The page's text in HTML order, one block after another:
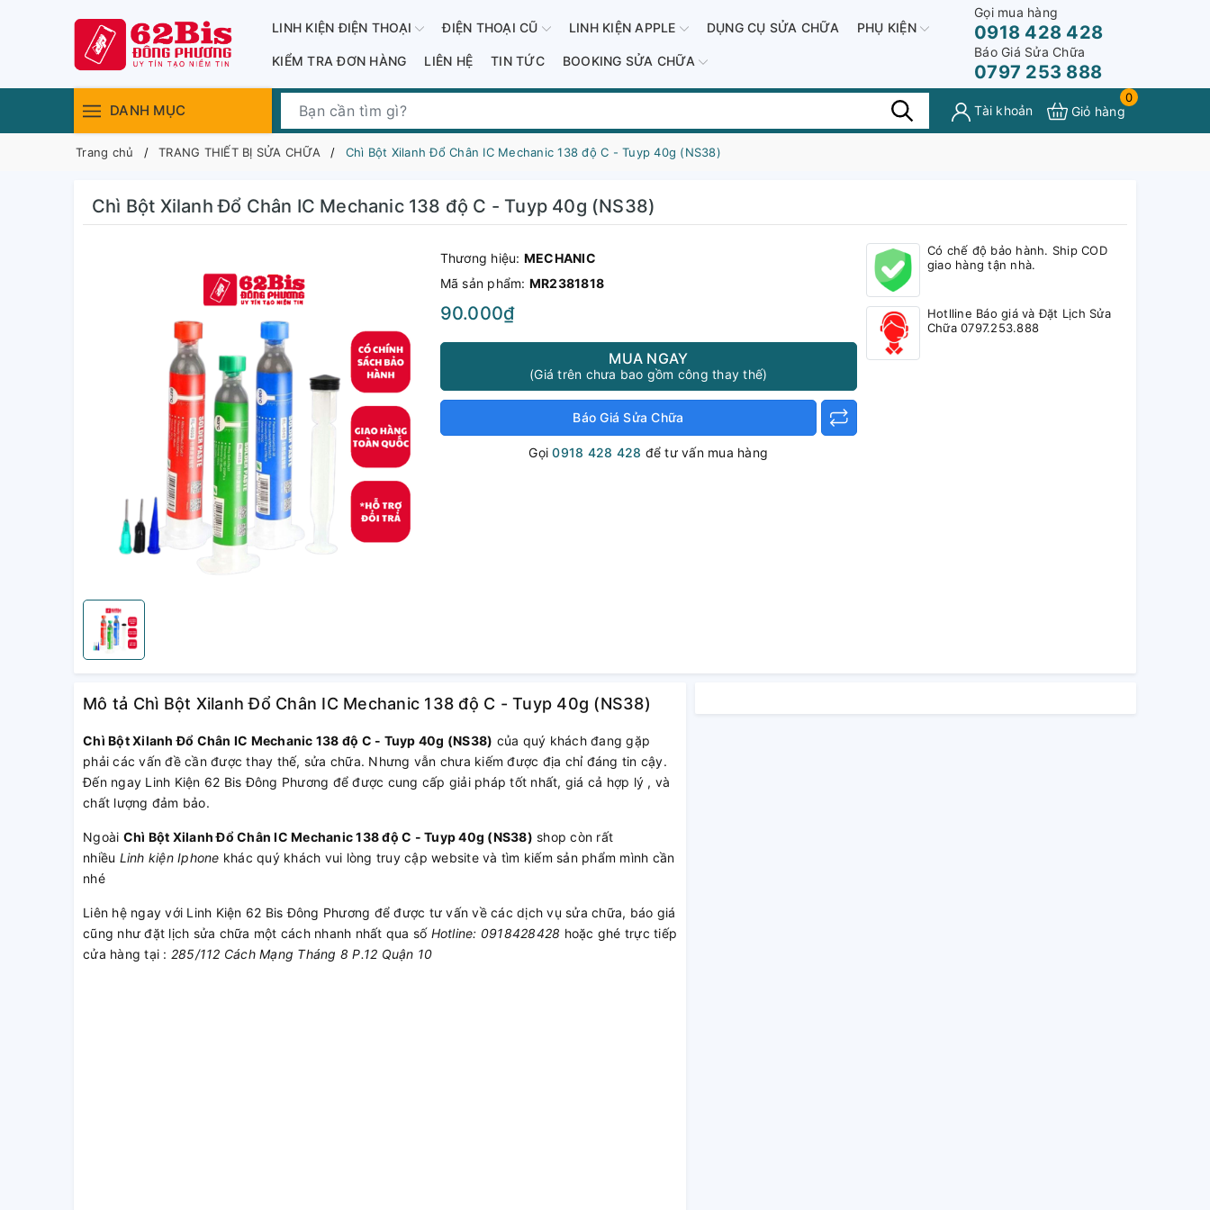
LINH KIỆN ĐIỆN THOẠI ĐIỆN THOẠI CŨ LINH KIỆN APPLE DỤNG CỤ SỬA CHỮA PHỤ KIỆN
KIỂM TRA ĐƠN HÀNG LIÊN HỆ TIN TỨC BOOKING SỬA CHỮA
Gọi mua hàng
0918 428 428
Báo Giá Sửa Chữa
0797 253 888
DANH MỤC Tài khoản
0
Giỏ hàng
Trang chủ TRANG THIẾT BỊ SỬA CHỮA Chì Bột Xilanh Đổ Chân IC Mechanic 138 độ C - Tuyp 40g (NS38)
Chì Bột Xilanh Đổ Chân IC Mechanic 138 độ C - Tuyp 40g (NS38)
Thương hiệu: MECHANIC
Mã sản phẩm: MR2381818
90.000₫
MUA NGAY
(Giá trên chưa bao gồm công thay thế)
Báo Giá Sửa Chữa
Gọi0918 428 428 để tư vấn mua hàng
Có chế độ bảo hành. Ship COD
giao hàng tận nhà.
Hotlline Báo giá và Đặt Lịch Sửa
Chữa 0797.253.888
Mô tả Chì Bột Xilanh Đổ Chân IC Mechanic 138 độ C - Tuyp 40g (NS38)
Chì Bột Xilanh Đổ Chân IC Mechanic 138 độ C - Tuyp 40g (NS38) của quý khách đang gặp
phải các vấn đề cần được thay thế, sửa chữa. Nhưng vẫn chưa kiếm được địa chỉ đáng tin cậy.
Đến ngay Linh Kiện 62 Bis Đông Phương để được cung cấp giải pháp tốt nhất, giá cả hợp lý , và
chất lượng đảm bảo.
Ngoài Chì Bột Xilanh Đổ Chân IC Mechanic 138 độ C - Tuyp 40g (NS38) shop còn rất
nhiều Linh kiện Iphone khác quý khách vui lòng truy cập website và tìm kiếm sản phẩm mình cần
nhé
Liên hệ ngay với Linh Kiện 62 Bis Đông Phương để được tư vấn về các dịch vụ sửa chữa, báo giá
cũng như đặt lịch sửa chữa một cách nhanh nhất qua số Hotline: 0918428428 hoặc ghé trực tiếp
cửa hàng tại : 285/112 Cách Mạng Tháng 8 P.12 Quận 10